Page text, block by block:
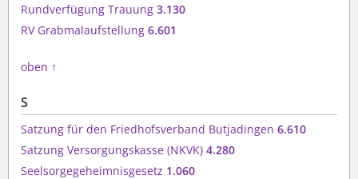
Rundverfügung Trauung 3.130
RV Grabmalaufstellung 6.601
oben ↑
S
Satzung für den Friedhofsverband Butjadingen 6.610
Satzung Versorgungskasse (NKVK) 4.280
Seelsorgegeheimnisgesetz 1.060